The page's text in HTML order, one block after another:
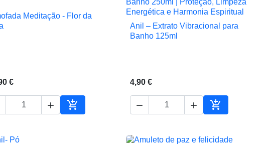
 Vista rápida
Meditação - Flor da
€
 
Adicionar ao carrinho
 Vista rápida
Anil – Extrato Vibracional para
Banho 125ml
4,90 €
  
Adicionar ao